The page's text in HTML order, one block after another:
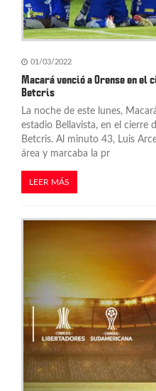
01/03/2022
Macará venció a Orense en el
Betcris
La noche de este lunes,
estadio Bellavista, en el cierre
Betcris. Al minuto 43, Luis
área y marcaba la pr
LEER MÁS